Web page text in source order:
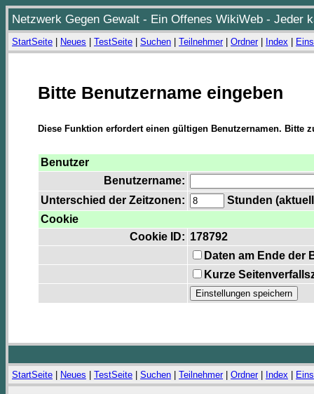
Netzwerk Gegen Gewalt - Ein Offenes WikiWeb - Jeder
StartSeite Neues TestSeite Suchen Teilnehmer| Ordner| Index
Bitte Benutzername eingeben
Diese Funktion erfordert einen gültigen Benutzernamen. Bitte
Benutzer
Benutzername:
Unterschied der Zeitzonen:
Stunden
Cookie
Cookie ID: 178792
Daten am Ende der
Kurze
StartSeite Neues TestSeite Suchen Teilnehmer| Ordner| Index